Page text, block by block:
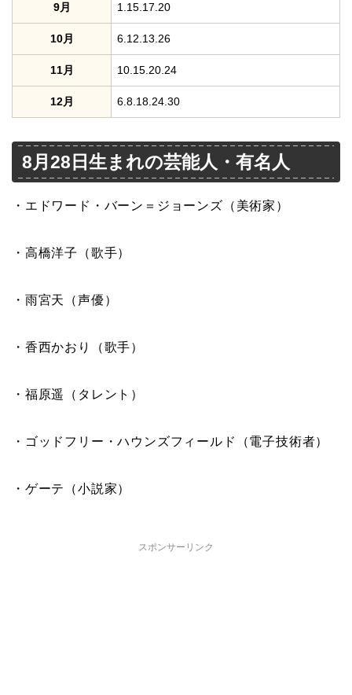
9月 1.15.17.20
10月 6.12.13.26
11月 10.15.20.24
12月 6.8.18.24.30
8月28日生まれの芸能人・有名人
・エドワード・バーン＝ジョーンズ（美術家）
・高橋洋子（歌手）
・雨宮天（声優）
・香西かおり（歌手）
・福原遥（タレント）
・ゴッドフリー・ハウンズフィールド（電子技術者）
・ゲーテ（小説家）
スポンサーリンク